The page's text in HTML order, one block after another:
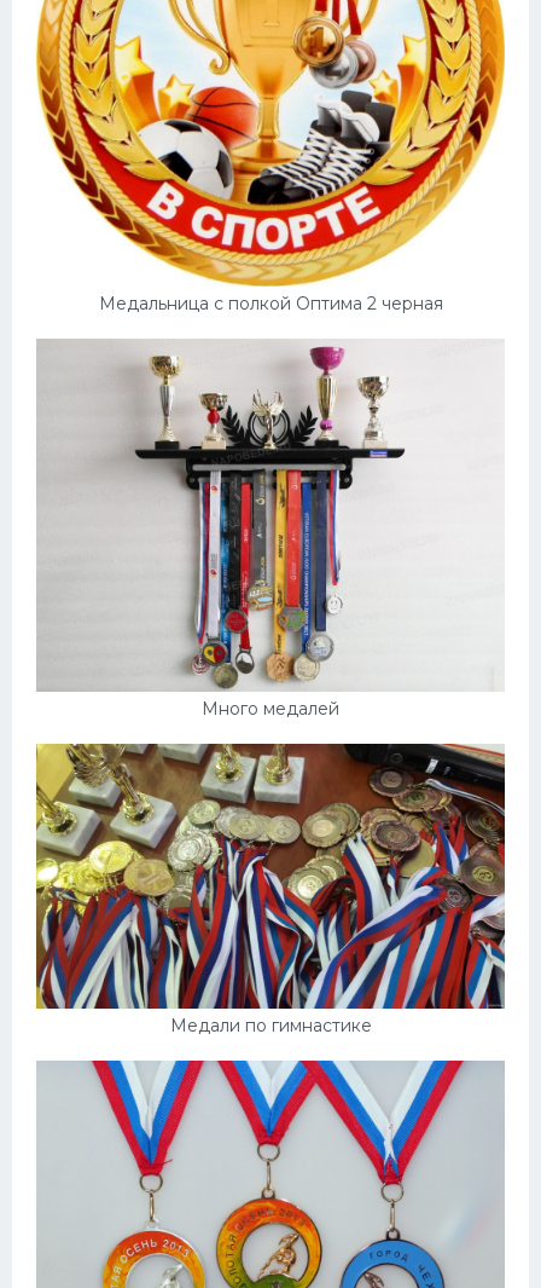
Медальница с полкой Оптима 2 черная
Много медалей
Медали по гимнастике